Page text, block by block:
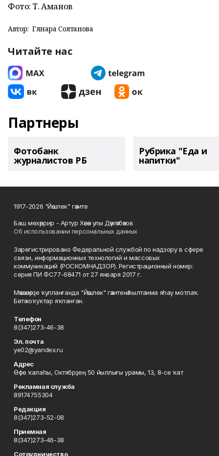
Фото: Т. Аманов
Автор: Гөлнара Солтанова
Читайте нас
Партнеры
Фотобанк
журналистов РБ
Рубрика "Еда и
напитки"
1917-2026 "Йәшлек" гәзите
Баш мөхәррир - Артур Хәсән улы Дәүләтбәков
Об использовании персональных данных
Зарегистрировано Федеральной службой по надзору в сфере
связи, информационных технологий и массовых
коммуникаций (РОСКОМНАДЗОР). Регистрационный номер:
серия ПИ ФС77-68471 от 27 января 2017 г.
Мәҡәләләрҙе ҡулланғанда "Йәшлек" гәзитенә һылтанма яһау мотлаҡ.
Бөтә хоҡуҡтар яҡланған.
Телефон
8(347)273-46-38
Эл. почта
ye02@yandex.ru
Адрес
Өфө ҡалаһы, Октябрҙең 50 йыллығы урамы, 13, 8-се ҡат
Рекламная служба
89174755304
Редакция
8(347)273-52-08
Приемная
8(347)273-46-38
Сотрудничество